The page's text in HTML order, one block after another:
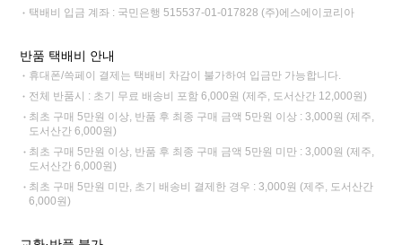
택배비 입금 계좌 : 국민은행 515537-01-017828 (주)에스에이코리아
반품 택배비 안내
휴대폰/쓱페이 결제는 택배비 차감이 불가하여 입금만 가능합니다.
전체 반품시 : 초기 무료 배송비 포함 6,000원 (제주, 도서산간 12,000원)
최초 구매 5만원 이상, 반품 후 최종 구매 금액 5만원 이상 : 3,000원 (제주,
도서산간 6,000원)
최초 구매 5만원 이상, 반품 후 최종 구매 금액 5만원 미만 : 3,000원 (제주,
도서산간 6,000원)
최초 구매 5만원 미만, 초기 배송비 결제한 경우 : 3,000원 (제주, 도서산간
6,000원)